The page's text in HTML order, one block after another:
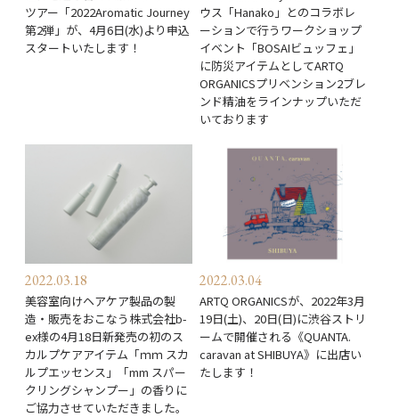
ツアー「2022Aromatic Journey
第2弾」が、4月6日(水)より申込
スタートいたします！
ウス「Hanako」とのコラボレ
ーションで行うワークショップ
イベント「BOSAIビュッフェ」
に防災アイテムとしてARTQ
ORGANICSプリベンション2ブレ
ンド精油をラインナップいただ
いております
2022.03.18
美容室向けヘアケア製品の製
造・販売をおこなう株式会社b-
ex様の4月18日新発売の初のス
カルプケアアイテム「ｍｍ スカ
ルプエッセンス」「mm スパー
クリングシャンプー」の香りに
ご協力させていただきました。
2022.03.04
ARTQ ORGANICSが、2022年3月
19日(土)、20日(日)に渋谷ストリ
ームで開催される《QUANTA.
caravan at SHIBUYA》に出店い
たします！